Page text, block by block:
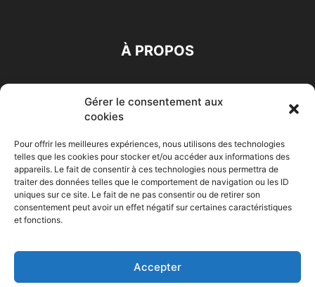
Gérer le consentement aux
cookies
Pour offrir les meilleures expériences, nous utilisons des technologies
telles que les cookies pour stocker et/ou accéder aux informations des
appareils. Le fait de consentir à ces technologies nous permettra de
traiter des données telles que le comportement de navigation ou les ID
uniques sur ce site. Le fait de ne pas consentir ou de retirer son
consentement peut avoir un effet négatif sur certaines caractéristiques
et fonctions.
Accepter
À PROPOS
Accueil Economie Entreprises Entrepreneur
Maghreb
© Challenges.tn By AAKOM.DIGITAL